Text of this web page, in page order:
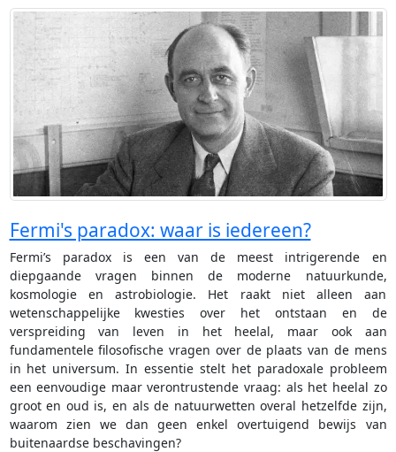
Fermi's paradox: waar is iedereen?
Fermi’s paradox is een van de meest intrigerende en
diepgaande vragen binnen de moderne natuurkunde,
kosmologie en astrobiologie. Het raakt niet alleen aan
wetenschappelijke kwesties over het ontstaan en de
verspreiding van leven in het heelal, maar ook aan
fundamentele filosofische vragen over de plaats van de mens
in het universum. In essentie stelt het paradoxale probleem
een eenvoudige maar verontrustende vraag: als het heelal zo
groot en oud is, en als de natuurwetten overal hetzelfde zijn,
waarom zien we dan geen enkel overtuigend bewijs van
buitenaardse beschavingen?